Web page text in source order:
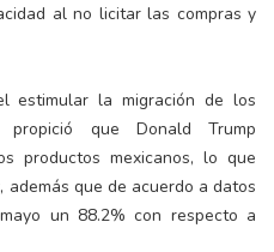
al no licitar las compras y
estimular la migración de los
propició que Donald Trump
productos mexicanos, lo que
que de acuerdo a datos
un 88.2% con respecto a